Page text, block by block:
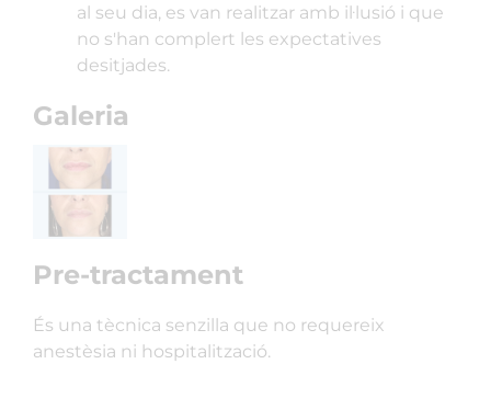
al seu dia, es van realitzar amb il·lusió i que
no s'han complert les expectatives
desitjades.
Galeria
Pre-tractament